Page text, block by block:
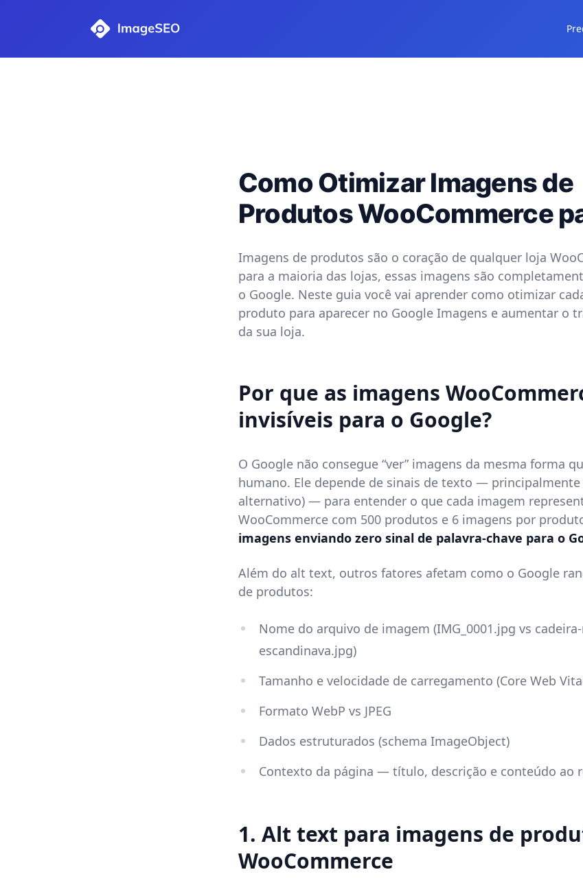
Como Otimizar Imagens de
Produtos WooCommerce
Imagens de produtos são o coração de qualquer loja
para a maioria das lojas, essas imagens são
o Google. Neste guia você vai aprender como otimizar
produto para aparecer no Google Imagens e aumentar o
da sua loja.
Por que as imagens
invisíveis para o Google?
O Google não consegue “ver” imagens da mesma forma
humano. Ele depende de sinais de texto — principalmente
alternativo) — para entender o que cada imagem
WooCommerce com 500 produtos e 6 imagens por
imagens enviando zero sinal de palavra-chave para o
Além do alt text, outros fatores afetam como o Google
de produtos:
Nome do arquivo de imagem (IMG_0001.jpg vs
escandinava.jpg)
Tamanho e velocidade de carregamento (Core Web
Formato WebP vs JPEG
Dados estruturados (schema ImageObject)
Contexto da página — título, descrição e conteúdo ao
1. Alt text para imagens de
WooCommerce